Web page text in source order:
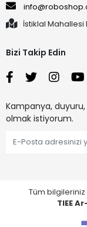
İstiklal Mahallesi
Bizi Takip Edin
Kampanya,
olmak istiyorum.
Tüm bilgileriniz
TIEE